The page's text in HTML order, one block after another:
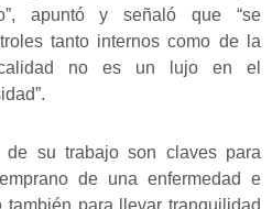
apuntó y señaló que “se
tanto internos como de la
calidad no es un lujo en el
de su trabajo son claves para
de una enfermedad e